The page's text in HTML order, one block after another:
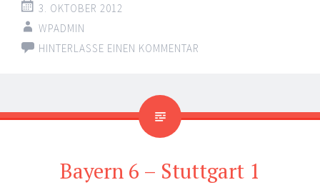
3. OKTOBER 2012
WPADMIN
HINTERLASSE EINEN KOMMENTAR
Bayern 6 – Stuttgart 1